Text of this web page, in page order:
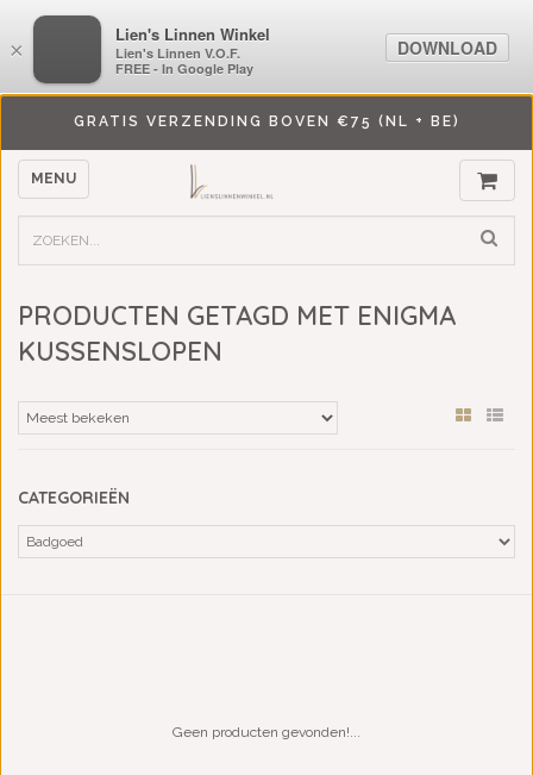
GRATIS VERZENDING BOVEN €75 (NL + BE)
MENU
PRODUCTEN GETAGD MET ENIGMA
KUSSENSLOPEN
CATEGORIEËN
Geen producten gevonden!...
×
LiensLinnenwinkel.nl
Lien's Linnen V.O.F.
FREE - In Google Play
DOWNLOAD
×
Lien's Linnen Winkel
Lien's Linnen V.O.F.
FREE - In Google Play
DOWNLOAD